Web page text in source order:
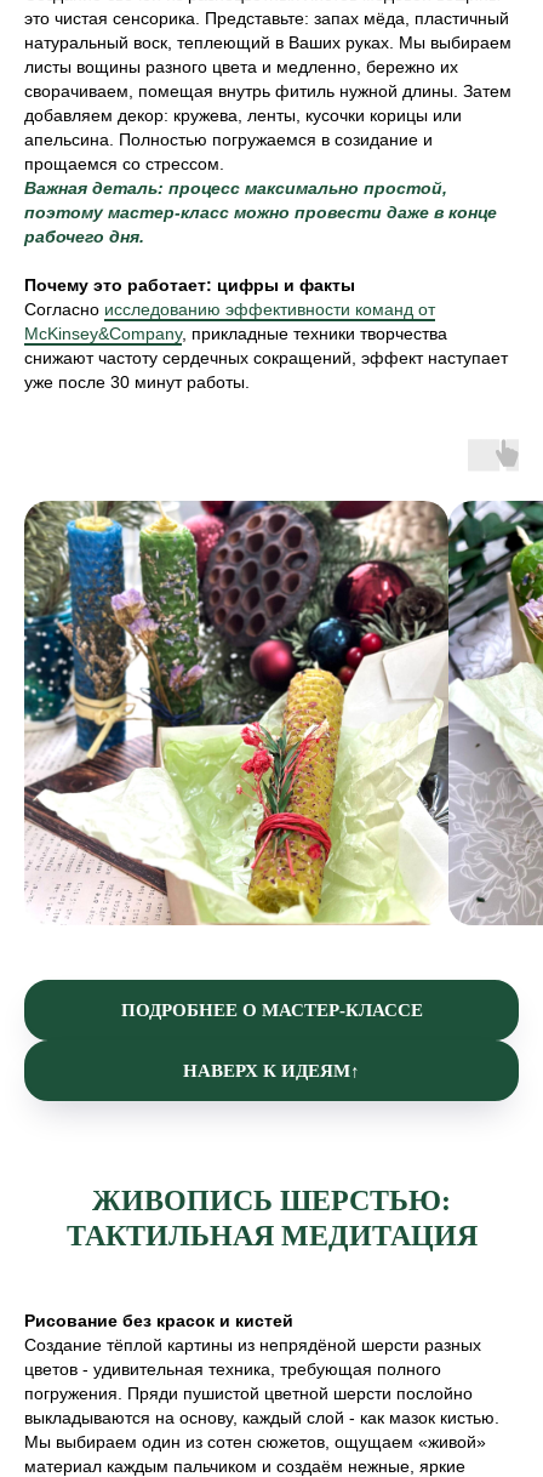
это чистая сенсорика. Представьте: запах мёда, пластичный
натуральный воск, теплеющий в Ваших руках. Мы выбираем
листы вощины разного цвета и медленно, бережно их
сворачиваем, помещая внутрь фитиль нужной длины. Затем
добавляем декор: кружева, ленты, кусочки корицы или
апельсина. Полностью погружаемся в созидание и
прощаемся со стрессом.
Важная деталь: процесс максимально простой,
поэтому мастер-класс можно провести даже в конце
рабочего дня.
Почему это работает: цифры и факты
Согласно исследованию эффективности команд от
McKinsey&Company, прикладные техники творчества
снижают частоту сердечных сокращений, эффект наступает
уже после 30 минут работы.
ПОДРОБНЕЕ О МАСТЕР-КЛАССЕ
НАВЕРХ К ИДЕЯМ↑
ЖИВОПИСЬ ШЕРСТЬЮ:
ТАКТИЛЬНАЯ МЕДИТАЦИЯ
Рисование без красок и кистей
Создание тёплой картины из непрядёной шерсти разных
цветов - удивительная техника, требующая полного
погружения. Пряди пушистой цветной шерсти послойно
выкладываются на основу, каждый слой - как мазок кистью.
Мы выбираем один из сотен сюжетов, ощущаем «живой»
материал каждым пальчиком и создаём нежные, яркие